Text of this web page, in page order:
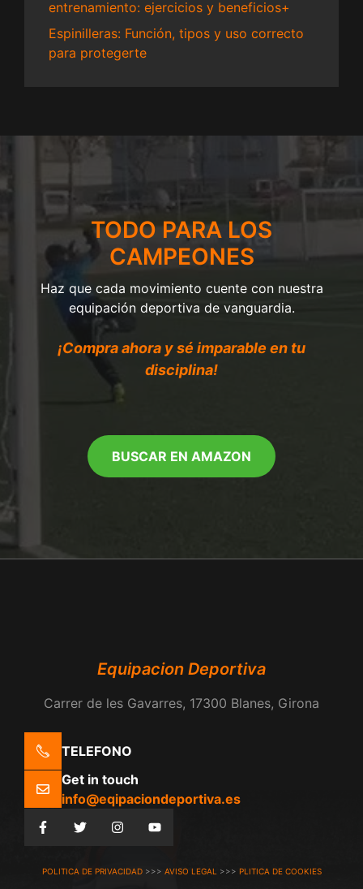
entrenamiento: ejercicios y beneficios+
Espinilleras: Función, tipos y uso correcto
para protegerte
TODO PARA LOS
CAMPEONES
Haz que cada movimiento cuente con nuestra
equipación deportiva de vanguardia.
¡Compra ahora y sé imparable en tu
disciplina!
BUSCAR EN AMAZON
Equipacion Deportiva
Carrer de les Gavarres, 17300 Blanes, Girona
TELEFONO
Get in touch
info@eqipaciondeportiva.es
POLITICA DE PRIVACIDAD>>> AVISO LEGAL >>> PLITICA DE COOKIES